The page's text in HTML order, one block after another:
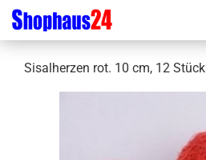
Sisalherzen rot. 10 cm, 12 Stück